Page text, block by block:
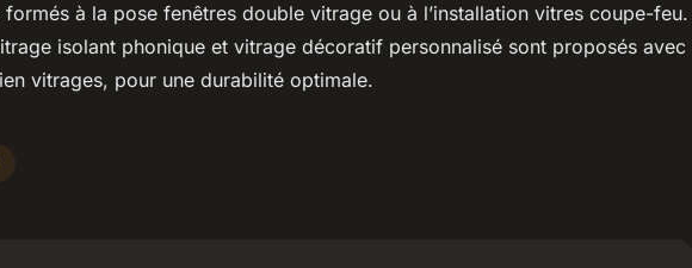
à la pose fenêtres double vitrage ou à l’installation vitres coupe-feu.
isolant phonique et vitrage décoratif personnalisé sont proposés avec
vitrages, pour une durabilité optimale.